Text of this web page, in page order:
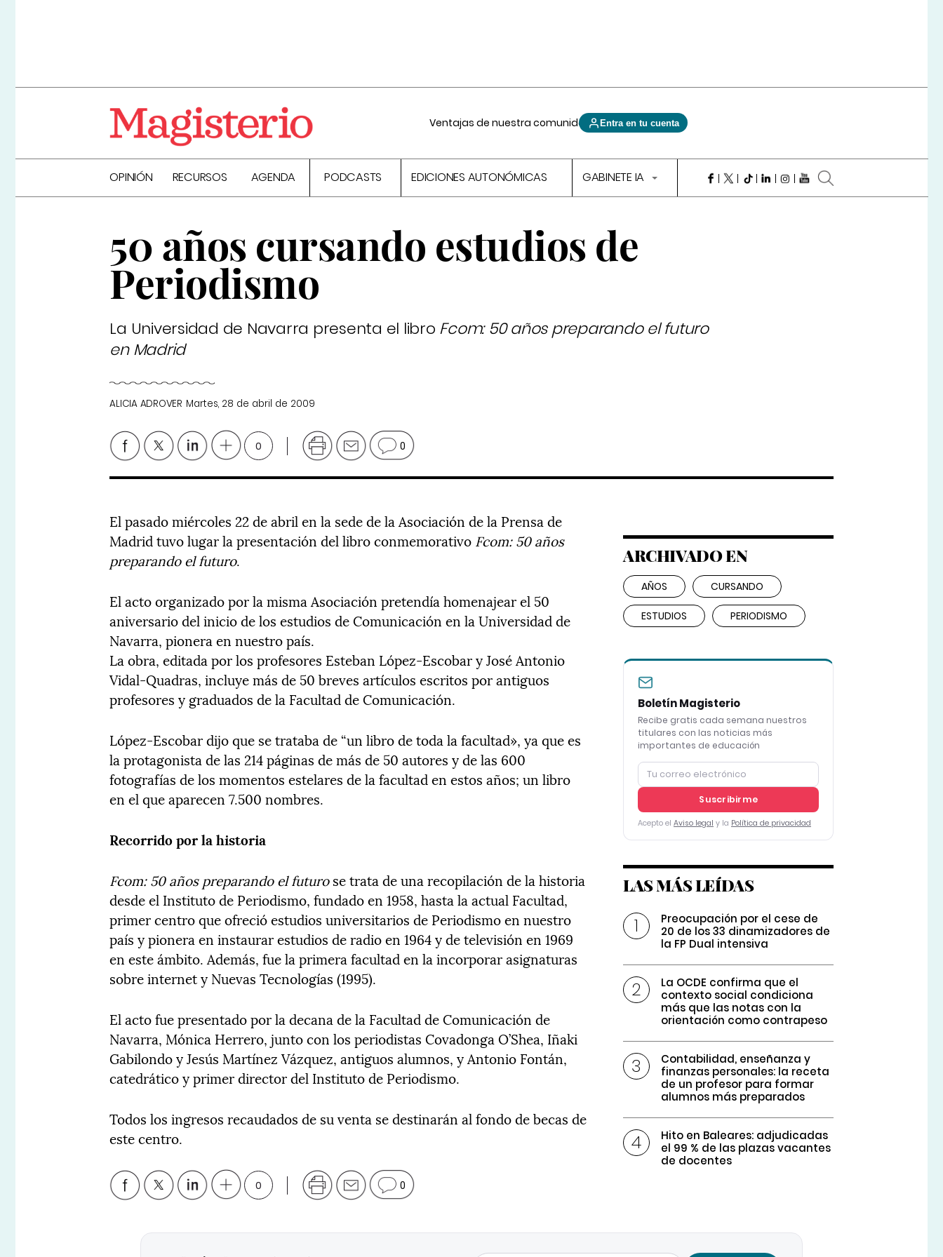
Ventajas de nuestra comunidad Entra en tu cuenta
OPINIÓN RECURSOS AGENDA PODCASTS EDICIONES AUTONÓMICAS GABINETE IA
50 años cursando estudios de
Periodismo
La Universidad de Navarra presenta el libro Fcom: 50 años preparando el futuro
en Madrid
ALICIA ADROVER Martes, 28 de abril de 2009
0 0
El pasado miércoles 22 de abril en la sede de la Asociación de la Prensa de
Madrid tuvo lugar la presentación del libro conmemorativo Fcom: 50 años
preparando el futuro.
El acto organizado por la misma Asociación pretendía homenajear el 50
aniversario del inicio de los estudios de Comunicación en la Universidad de
Navarra, pionera en nuestro país.
La obra, editada por los profesores Esteban López-Escobar y José Antonio
Vidal-Quadras, incluye más de 50 breves artículos escritos por antiguos
profesores y graduados de la Facultad de Comunicación.
López-Escobar dijo que se trataba de “un libro de toda la facultad», ya que es
la protagonista de las 214 páginas de más de 50 autores y de las 600
fotografías de los momentos estelares de la facultad en estos años; un libro
en el que aparecen 7.500 nombres.
Recorrido por la historia
Fcom: 50 años preparando el futurose trata de una recopilación de la historia
desde el Instituto de Periodismo, fundado en 1958, hasta la actual Facultad,
primer centro que ofreció estudios universitarios de Periodismo en nuestro
país y pionera en instaurar estudios de radio en 1964 y de televisión en 1969
en este ámbito. Además, fue la primera facultad en la incorporar asignaturas
sobre internet y Nuevas Tecnologías (1995).
El acto fue presentado por la decana de la Facultad de Comunicación de
Navarra, Mónica Herrero, junto con los periodistas Covadonga O’Shea, Iñaki
Gabilondo y Jesús Martínez Vázquez, antiguos alumnos, y Antonio Fontán,
catedrático y primer director del Instituto de Periodismo.
Todos los ingresos recaudados de su venta se destinarán al fondo de becas de
este centro.
0 0
ARCHIVADO EN
AÑOS CURSANDO
ESTUDIOS PERIODISMO
Boletín Magisterio
Recibe gratis cada semana nuestros
titulares con las noticias más
importantes de educación
Suscribirme
Acepto el Aviso legal y la Política de privacidad
LAS MÁS LEÍDAS
Preocupación por el cese de
20 de los 33 dinamizadores de
la FP Dual intensiva
La OCDE confirma que el
contexto social condiciona
más que las notas con la
orientación como contrapeso
Contabilidad, enseñanza y
finanzas personales: la receta
de un profesor para formar
alumnos más preparados
Hito en Baleares: adjudicadas
el 99 % de las plazas vacantes
de docentes